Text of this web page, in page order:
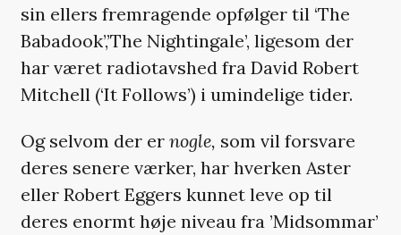
sin ellers fremragende opfølger til ‘The
Babadook’,’The Nightingale’, ligesom der
har været radiotavshed fra David Robert
Mitchell (‘It Follows’) i umindelige tider.
Og selvom der er nogle, som vil forsvare
deres senere værker, har hverken Aster
eller Robert Eggers kunnet leve op til
deres enormt høje niveau fra ’Midsommar’